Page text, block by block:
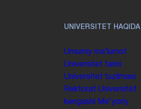
UNIVERSITET HAQIDA
Umumiy maʼlumot
Universitet tarixi
Universitet tuzilmasi
Rektorat Universitet
kengashi
Me'yoriy